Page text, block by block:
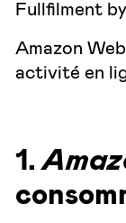
Fullfilment
Amazon
activité en
1.